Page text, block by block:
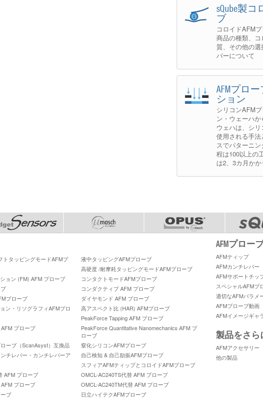
sQube製コ
ブ
コロイドAFM
商品の種類、
質、その他の
バーについて
AFMプロ
ション
シリコンAFM
ン・ウェーハか
ウェハは、シ
使用される手
スでパターニ
程は100以上の
は2、3カ月かか
トタッピングモードAFMプ
液中タッピングAFMプローブ
高硬度 /耐摩耗タッピングモードAFMプローブ
ョン (FM) AFM プローブ
コンタクトモードAFMプローブ
コンダクティブ AFM プローブ
プローブ
ダイヤモンド AFM プローブ
ン・リソグラフィAFMプロ
高アスペクト比 (HAR) AFMプローブ
PeakForce Tapping AFM プローブ
プローブ
PeakForce Quantitative Nanomechanics AFM プ
ローブ
ーブ（ScanAsyst）互換品
窒化シリコンAFMプローブ
チレバー・カンチレバーア
自己検知 & 自己励振AFMプローブ
スフィアAFMティップとコロイドAFMプローブ
AFM プローブ
OMCL-AC240TS代替 AFM プローブ
プローブ
OMCL-AC240TM代替 AFM プローブ
ブ
日立ハイテクAFMプローブ
AFMプロー
AFMティップ
AFMカンチレバー
AFMサポートチッ
スペシャルAFMプ
適切なAFMパラメ
AFMプローブ動画
AFMイメージギャ
製品をさら
AFMアクセサリー
他の製品